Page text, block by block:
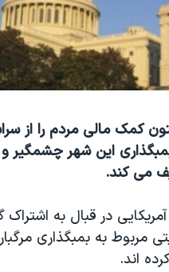
جنگ
جمهوری آمریکا ۲۰۲۴
اسلامی به اسرائیل
در ایران
زندگی، آزادی
آبان ۹۸
نوری
مختلفکمک مالی مردم را از
بمبگذاری این شهر
می کند.
آمریکایی در قبال به
مربوط به بمبگذاری
اند.